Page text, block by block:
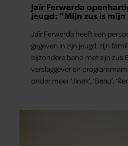
Jaïr Ferwerda
jeugd: “Mijn zus is
Jaïr Ferwerda heeft een
gegeven in zijn jeugd, zijn
bijzondere band met zijn zus
verslaggever en
onder meer ‘Jinek’, ‘Beau’,